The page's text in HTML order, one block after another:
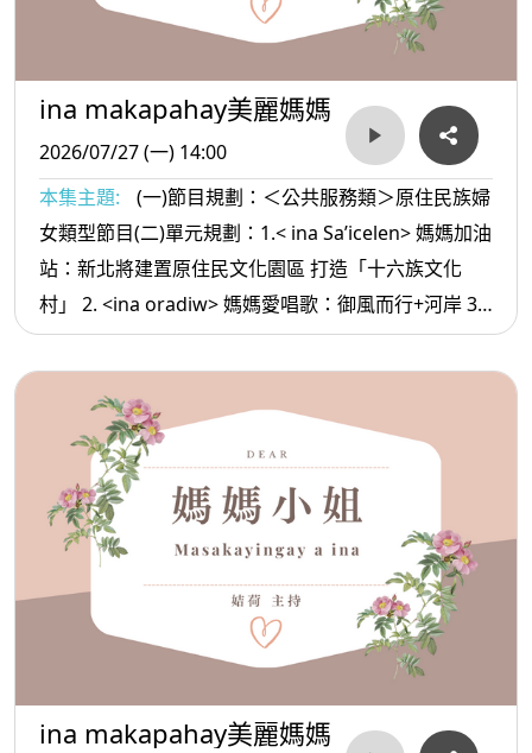
ina makapahay美麗媽媽
2026/07/27 (一) 14:00
本集主題:
(一)節目規劃：＜公共服務類＞原住民族婦
女類型節目(二)單元規劃：1.< ina Sa’icelen> 媽媽加油
站：新北將建置原住民文化園區 打造「十六族文化
村」 2. <ina oradiw> 媽媽愛唱歌：御風而行+河岸 3.<
ina Masa’sa >媽媽放輕鬆:好運的人
ina makapahay美麗媽媽